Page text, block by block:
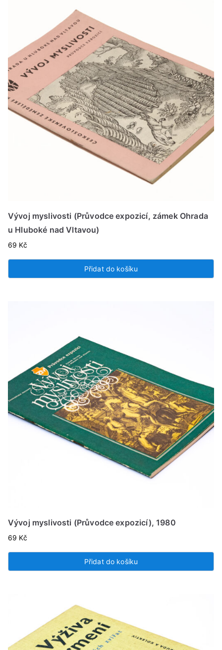
Vývoj myslivosti (Průvodce expozicí, zámek Ohrada
u Hluboké nad Vltavou)
69 Kč
Přidat do košíku
Vývoj myslivosti (Průvodce expozicí), 1980
69 Kč
Přidat do košíku